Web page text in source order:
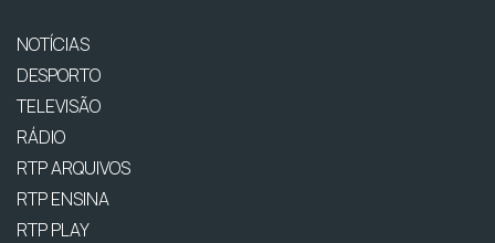
NOTÍCIAS
DESPORTO
TELEVISÃO
RÁDIO
RTP ARQUIVOS
RTP ENSINA
RTP PLAY